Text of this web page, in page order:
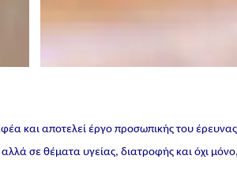
και αποτελεί έργο προσωπικής του έρευνας
σε θέματα υγείας, διατροφής και όχι